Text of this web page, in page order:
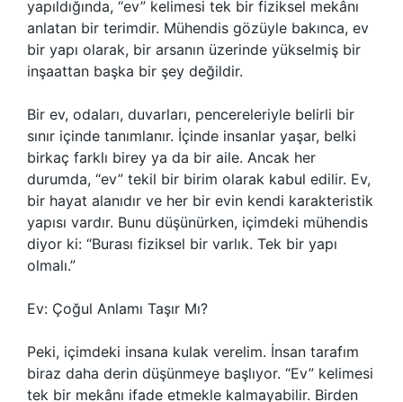
yapıldığında, “ev” kelimesi tek bir fiziksel mekânı
anlatan bir terimdir. Mühendis gözüyle bakınca, ev
bir yapı olarak, bir arsanın üzerinde yükselmiş bir
inşaattan başka bir şey değildir.
Bir ev, odaları, duvarları, pencereleriyle belirli bir
sınır içinde tanımlanır. İçinde insanlar yaşar, belki
birkaç farklı birey ya da bir aile. Ancak her
durumda, “ev” tekil bir birim olarak kabul edilir. Ev,
bir hayat alanıdır ve her bir evin kendi karakteristik
yapısı vardır. Bunu düşünürken, içimdeki mühendis
diyor ki: “Burası fiziksel bir varlık. Tek bir yapı
olmalı.”
Ev: Çoğul Anlamı Taşır Mı?
Peki, içimdeki insana kulak verelim. İnsan tarafım
biraz daha derin düşünmeye başlıyor. “Ev” kelimesi
tek bir mekânı ifade etmekle kalmayabilir. Birden